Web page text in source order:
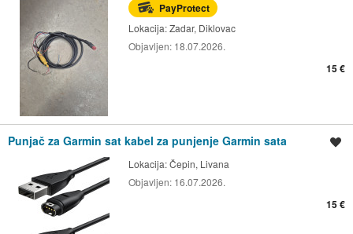
PayProtect
Lokacija:Zadar, Diklovac
Objavljen: 18.07.2026.
15 €
Punjač za Garmin sat kabel za punjenje Garmin sata
Lokacija:Čepin, Livana
Objavljen: 16.07.2026.
15 €